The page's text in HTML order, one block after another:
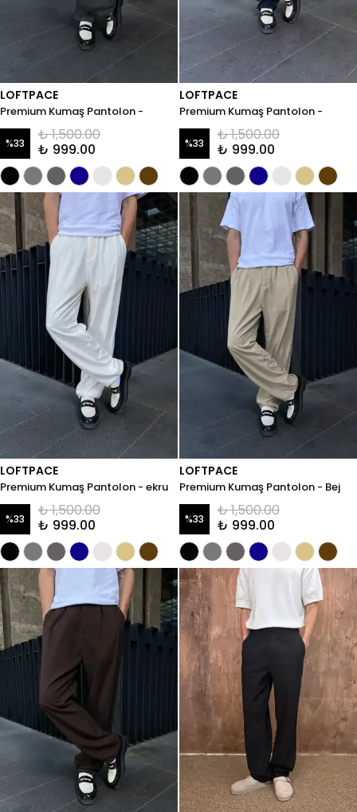
LOFTPACE
Premium Kumaş Pantolon -
Antrasit
%33
₺ 1,500.00
₺ 999.00
LOFTPACE
Premium Kumaş Pantolon -
Lacivert
%33
₺ 1,500.00
₺ 999.00
LOFTPACE
Premium Kumaş Pantolon - ekru
%33
₺ 1,500.00
₺ 999.00
LOFTPACE
Premium Kumaş Pantolon - Bej
%33
₺ 1,500.00
₺ 999.00